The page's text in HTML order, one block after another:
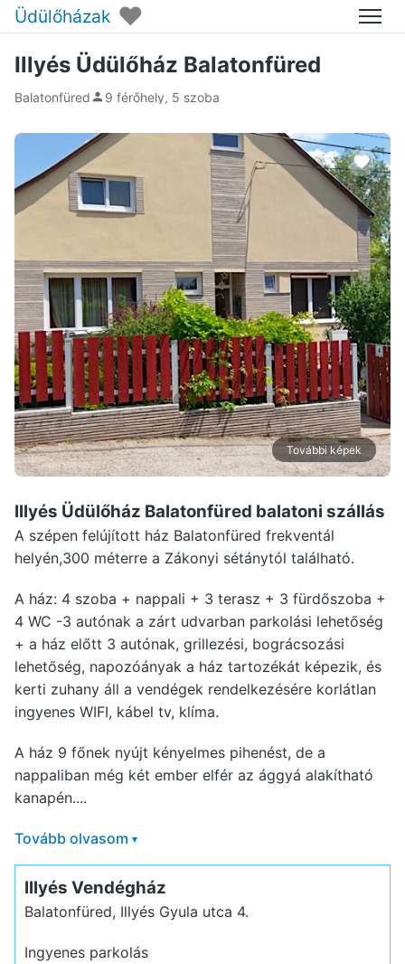
Üdülőházak ♥ Menü
Illyés Üdülőház Balatonfüred
Balatonfüred 9 férőhely, 5 szoba
További képek
Illyés Üdülőház Balatonfüred balatoni szállás
A szépen felújított ház Balatonfüred frekventál
helyén,300 méterre a Zákonyi sétánytól található.
A ház: 4 szoba + nappali + 3 terasz + 3 fürdőszoba +
4 WC -3 autónak a zárt udvarban parkolási lehetőség
+ a ház előtt 3 autónak, grillezési, bográcsozási
lehetőség, napozóányak a ház tartozékát képezik, és
kerti zuhany áll a vendégek rendelkezésére korlátlan
ingyenes WIFI, kábel tv, klíma.
A ház 9 főnek nyújt kényelmes pihenést, de a
nappaliban még két ember elfér az ággyá alakítható
kanapén....
Tovább olvasom ▾
Illyés Vendégház
Balatonfüred, Illyés Gyula utca 4.
Ingyenes parkolás